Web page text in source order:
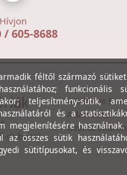
Hívjon
/ 605-8688
dobozok
Általános
Adatvédelmi
Online
féltől származó
funkcionális
teljesítmény-sütik,
és a
az összes sütik
sütitípusokat, és